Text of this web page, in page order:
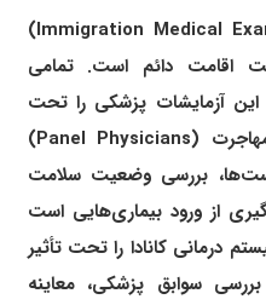
تست مدیکال کانادا (Immigration Medical Exam – IME)
اقامت دائم است. تمامی
این آزمایشات پزشکی را تحت
نظر پزشکان مورد تأیید اداره مهاجرت (Panel Physicians)
بررسی وضعیت سلامت
از ورود بیماری‌هایی است
درمانی کانادا را تحت تأثیر
سوابق پزشکی، معاینه